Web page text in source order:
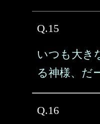
Q.15
いつも大き
る神様、だ
Q.16